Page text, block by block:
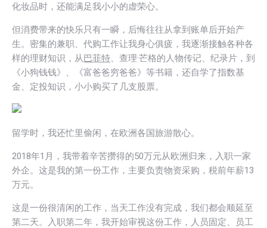
化妆品时，还能满足我小小的虚荣心。
但消费带来的快乐只有一瞬，后悔往往从拿到账单后开始产
生。密集的兼职、代购工作让我身心俱疲，我逐渐接触各种各
样的理财知识，从巴菲特、查理·芒格的人物传记、纪录片，到
《小狗钱钱》、《富爸爸穷爸爸》等书籍，还自学了指数基
金、定投知识，小小购买了几支股票。
留学时，我还忙里偷闲，在欧洲各国旅游散心。
2018年1月，我带着辛苦攒得的50万元从欧洲归来，入职一家
外企。这是我的第一份工作，主要负责物资采购，税前年薪13
万元。
这是一份很清闲的工作，当天工作没有完成，我们都会顺延至
第二天。入职第二年，我开始审视这份工作，人员固定、员工